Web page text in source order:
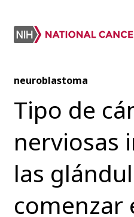
neuroblastoma
Tipo de
nerviosas
las
comenzar